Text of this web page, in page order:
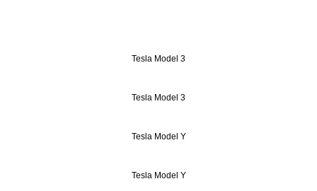
Tesla Model 3
Tesla Model 3
Tesla Model Y
Tesla Model Y